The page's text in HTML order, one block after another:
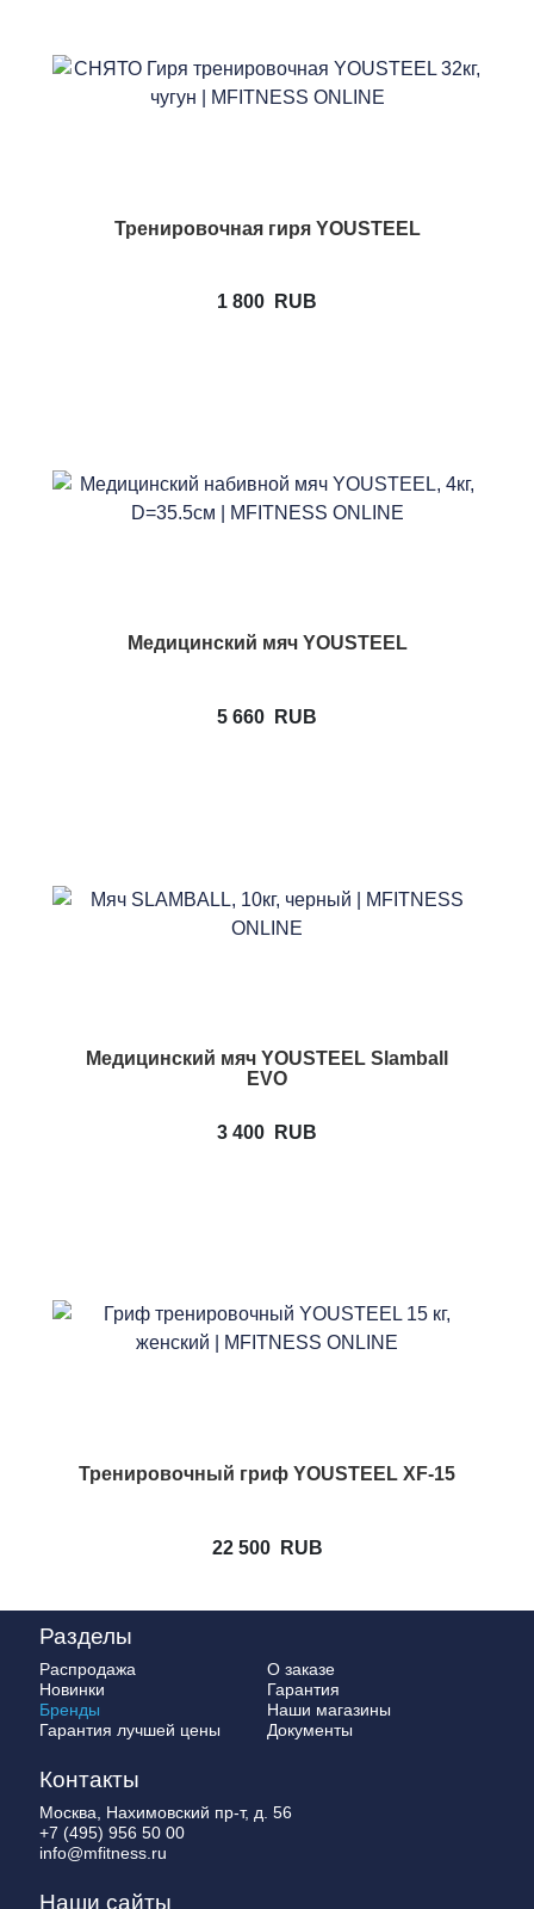
Тренировочная гиря YOUSTEEL
1 800 RUB
Медицинский мяч YOUSTEEL
5 660 RUB
Медицинский мяч YOUSTEEL Slamball
EVO
3 400 RUB
Тренировочный гриф YOUSTEEL XF-15
22 500 RUB
Разделы
Распродажа
Новинки
Бренды
Гарантия лучшей цены
О заказе
Гарантия
Наши магазины
Документы
Контакты
Москва, Нахимовский пр-т, д. 56
+7 (495) 956 50 00
info@mfitness.ru
Наши сайты